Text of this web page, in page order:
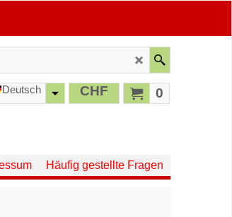
0
CHF
Deutsch
Häufig gestellte Fragen